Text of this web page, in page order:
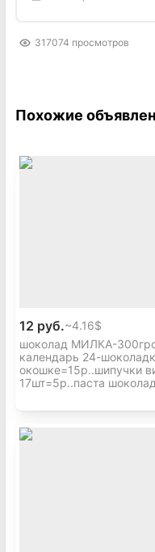
317074 просмотров
Похожие
12 руб.~4.16$
шоколад МИЛКА-
календарь 24-
окошке=15р..шипучки
17шт=5р..паста